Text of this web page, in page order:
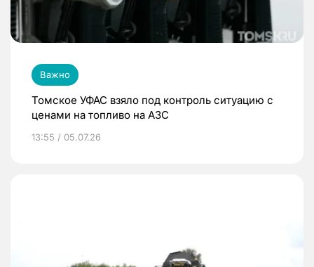
Важно
Томское УФАС взяло под контроль ситуацию с
ценами на топливо на АЗС
13:55 / 05.07.26